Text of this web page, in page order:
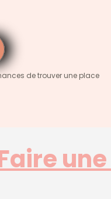
de trouver une place